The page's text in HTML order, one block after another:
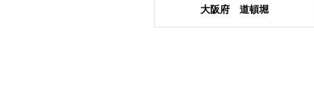
大阪府 道頓堀